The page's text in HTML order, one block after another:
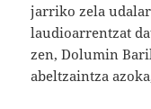
jarriko zela
laudioarrentzat
zen, Dolumin
abeltzaintza